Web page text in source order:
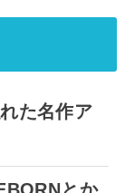
た名作ア